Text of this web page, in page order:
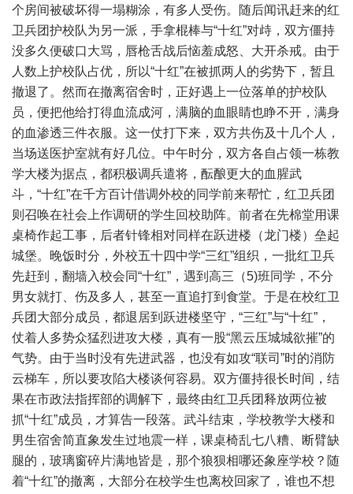
个房间被破坏得一塌糊涂，有多人受伤。随后闻讯赶来的红
卫兵团护校队为另一派，手拿棍棒与“十红”对歭，双方僵持
没多久便破口大骂，唇枪舌战后恼羞成怒、大开杀戒。由于
人数上护校队占优，所以“十红”在被抓两人的劣势下，暂且
撤退了。然而在撤离宿舍时，正好遇上一位落单的护校队
员，便把他给打得血流成河，满脑的血眼睛也睁不开，满身
的血渗透三件衣服。这一仗打下来，双方共伤及十几个人，
当场送医护室就有好几位。中午时分，双方各自占领一栋教
学大楼为据点，都积极调兵遣将，酝酿更大的血腥武
斗，“十红”在千方百计借调外校的同学前来帮忙，红卫兵团
则召唤在社会上作调研的学生回校助阵。前者在先棉堂用课
桌椅作起工事，后者针锋相对同样在跃进楼（龙门楼）垒起
城堡。晚饭时分，外校五十四中学“三红”组织，一批红卫兵
先赶到，翻墙入校会同“十红”，遇到高三（5)班同学，不分
男女就打、伤及多人，甚至一直追打到食堂。于是在校红卫
兵团大部分成员，都退居到跃进楼坚守，“三红”与“十红”，
仗着人多势众猛烈进攻大楼，真有一股“黑云压城城欲摧”的
气势。由于当时没有先进武器，也没有如攻“联司”时的消防
云梯车，所以要攻陷大楼谈何容易。双方僵持很长时间，结
果在市政法指挥部的调解下，最终由红卫兵团释放两位被
抓“十红”成员，才算告一段落。武斗结束，学校教学大楼和
男生宿舍简直象发生过地震一样，课桌椅乱七八糟、断臂缺
腿的，玻璃窗碎片满地皆是，那个狼狈相哪还象座学校？随
着“十红”的撤离，大部分在校学生也离校回家了，谁也不想